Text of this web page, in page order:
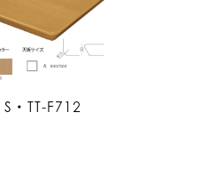
S・TT-F712